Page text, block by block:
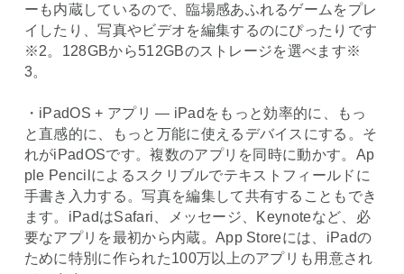
ーも内蔵しているので、臨場感あふれるゲームをプレ
イしたり、写真やビデオを編集するのにぴったりです
※2。128GBから512GBのストレージを選べます※
3。
・iPadOS + アプリ ― iPadをもっと効率的に、もっ
と直感的に、もっと万能に使えるデバイスにする。そ
れがiPadOSです。複数のアプリを同時に動かす。Ap
ple Pencilによるスクリブルでテキストフィールドに
手書き入力する。写真を編集して共有することもでき
ます。iPadはSafari、メッセージ、Keynoteなど、必
要なアプリを最初から内蔵。App Storeには、iPadの
ために特別に作られた100万以上のアプリも用意され